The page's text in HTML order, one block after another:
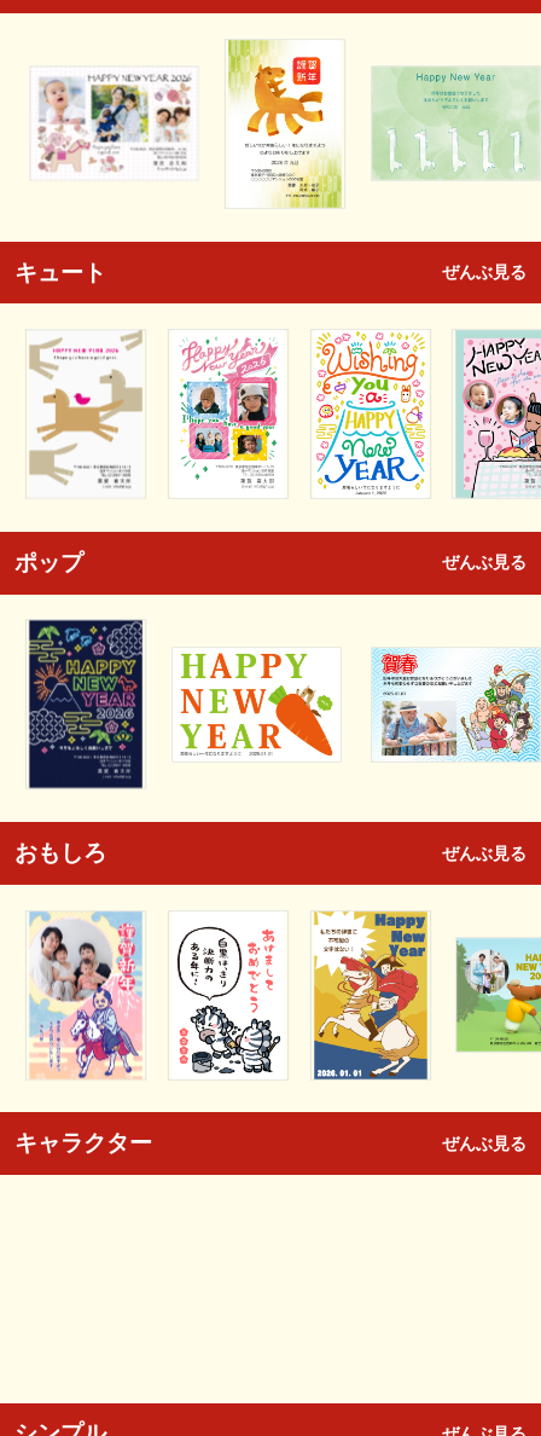
キュート ぜんぶ見る
ポップ ぜんぶ見る
おもしろ ぜんぶ見る
キャラクター ぜんぶ見る